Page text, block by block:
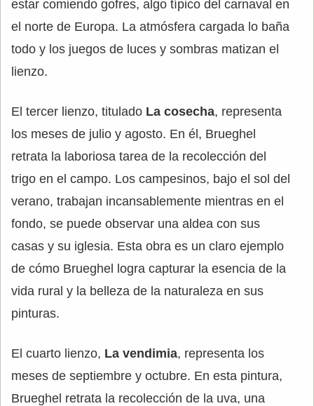
estar comiendo gofres, algo típico del carnaval en
el norte de Europa. La atmósfera cargada lo baña
todo y los juegos de luces y sombras matizan el
lienzo.
El tercer lienzo, titulado La cosecha, representa
los meses de julio y agosto. En él, Brueghel
retrata la laboriosa tarea de la recolección del
trigo en el campo. Los campesinos, bajo el sol del
verano, trabajan incansablemente mientras en el
fondo, se puede observar una aldea con sus
casas y su iglesia. Esta obra es un claro ejemplo
de cómo Brueghel logra capturar la esencia de la
vida rural y la belleza de la naturaleza en sus
pinturas.
El cuarto lienzo, La vendimia, representa los
meses de septiembre y octubre. En esta pintura,
Brueghel retrata la recolección de la uva, una